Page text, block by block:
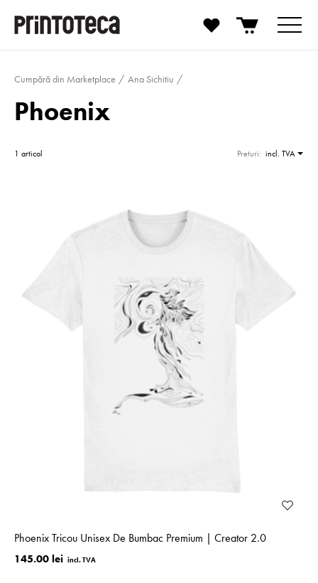
Cumpără din Marketplace Ana Sichitiu
Phoenix
1 articol Preturi: incl. TVA
Phoenix Tricou Unisex De Bumbac Premium | Creator 2.0
145.00 lei